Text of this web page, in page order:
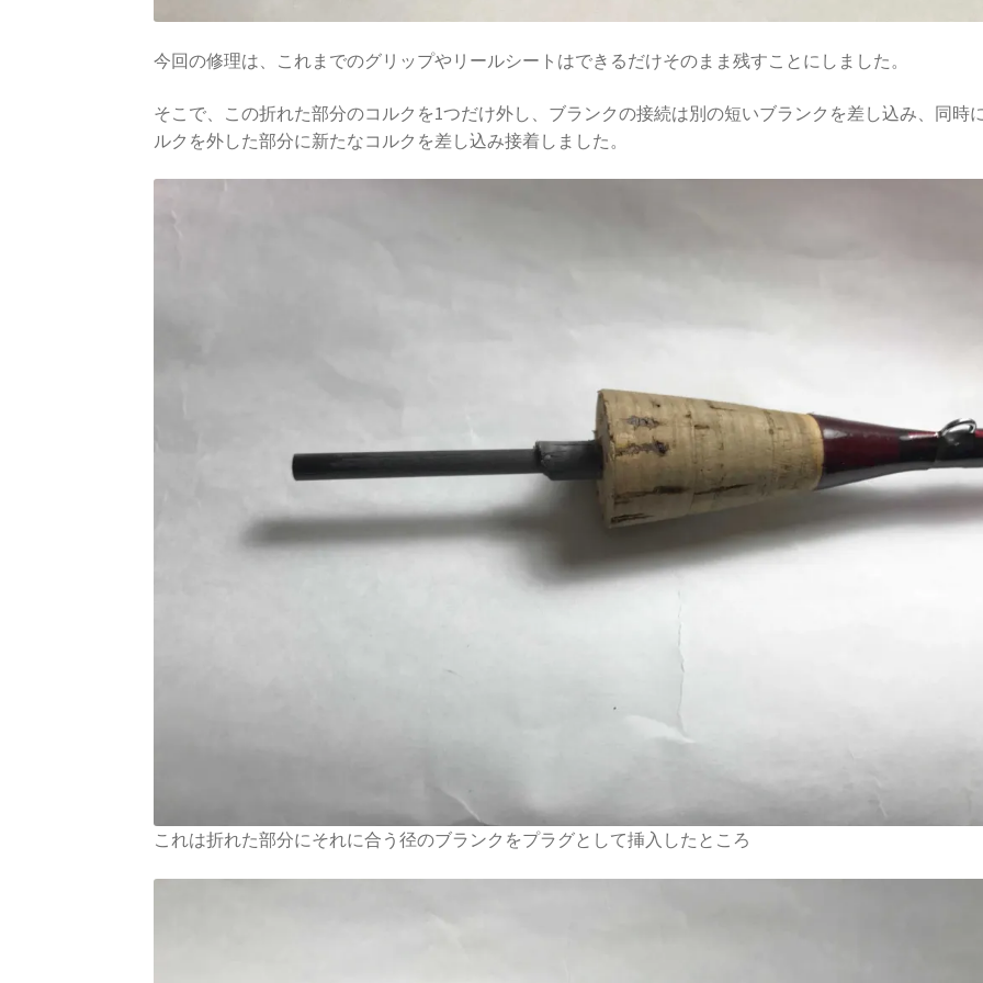
今回の修理は、これまでのグリップやリールシートはできるだけそのまま残すことにしました。
そこで、この折れた部分のコルクを1つだけ外し、ブランクの接続は別の短いブランクを差し込み、同時
ルクを外した部分に新たなコルクを差し込み接着しました。
これは折れた部分にそれに合う径のブランクをプラグとして挿入したところ